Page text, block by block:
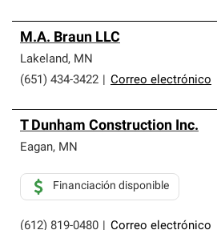
M.A. Braun LLC
Lakeland, MN
(651) 434-3422
Correo electrónico
T Dunham Construction Inc.
Eagan, MN
(612) 819-0480 Correo electrónico
Financiación disponible